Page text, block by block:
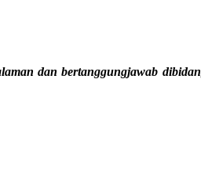
dan bertanggungjawab